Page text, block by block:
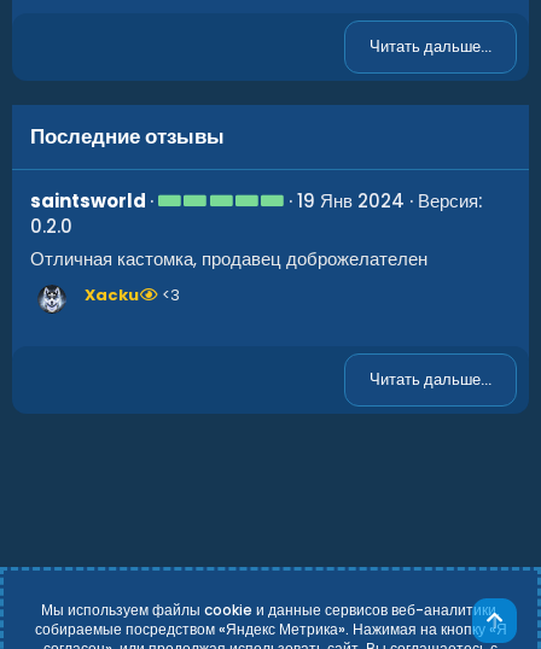
Читать дальше...
Последние отзывы
saintsworld 5
0
з
19 Янв 2024
Версия:
0.2.0
Отличная кастомка, продавец доброжелателен
Xacku <3
Читать дальше...
Мы используем файлы cookie и данные сервисов веб-аналитики,
собираемые посредством «Яндекс Метрика». Нажимая на кнопку «Я